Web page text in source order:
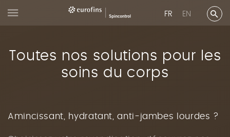
FR EN
Toutes nos solutions pour les
soins du corps
Amincissant, hydratant, anti-jambes lourdes ?